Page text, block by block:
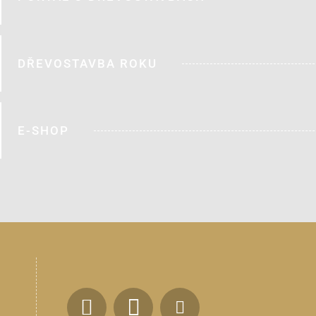
DŘEVOSTAVBA ROKU
E-SHOP